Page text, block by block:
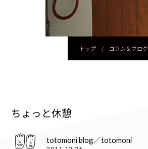
トップ/ コラム＆ブログ
ちょっと休憩
totomoni blog／totomoni